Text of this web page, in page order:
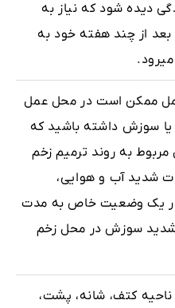
دیده شود که نیاز به
بعد از چند هفته خود به
ممکن است در محل عمل
سوزش داشته باشید که
به روند ترمیم زخم
شدید آب و هوایی،
در یک وضعیت خاص به‌ مدت
سوزش در محل زخم
کتف، شانه، پشت،